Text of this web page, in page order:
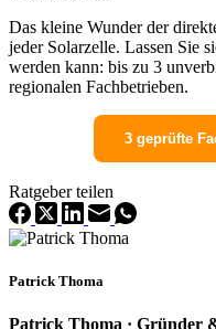
Das kleine Wunder der
jeder Solarzelle. Lassen Sie
werden kann: bis zu 3
regionalen Fachbetrieben.
3 geprüfte
Ratgeber teilen
Patrick Thoma
Patrick Thoma · Gründer